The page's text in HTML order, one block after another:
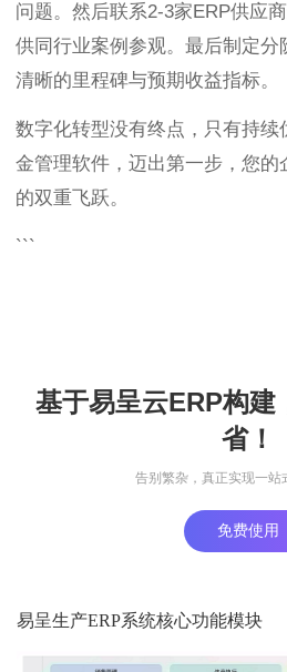
问题。然后联系2-3家ERP供应
供同行业案例参观。最后制定分
清晰的里程碑与预期收益指标。
数字化转型没有终点，只有持续
金管理软件，迈出第一步，您的
的双重飞跃。
```
基于易呈云ERP构建
省！
告别繁杂，真正实现一站
免费使用
易呈生产ERP系统核心功能模块